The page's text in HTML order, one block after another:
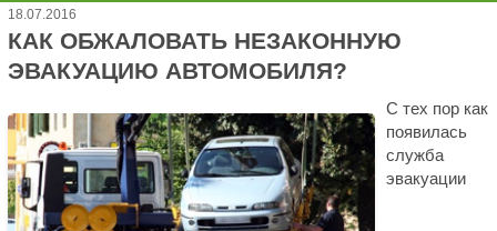
18.07.2016
КАК ОБЖАЛОВАТЬ НЕЗАКОННУЮ
ЭВАКУАЦИЮ АВТОМОБИЛЯ?
С тех пор как
появилась
служба
эвакуации